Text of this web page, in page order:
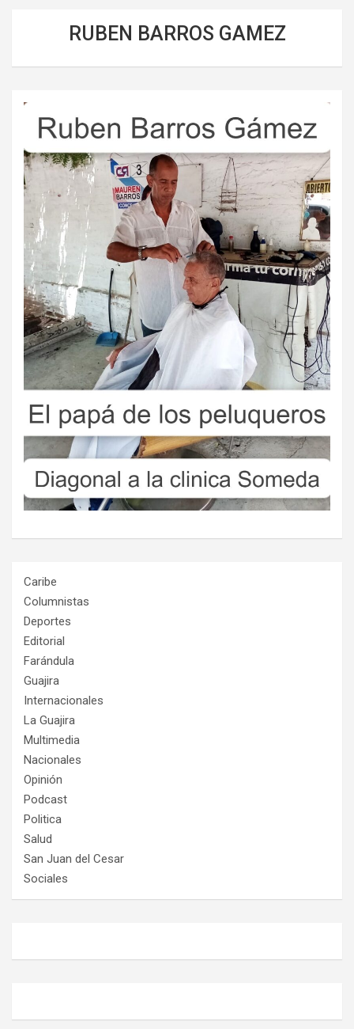
RUBEN BARROS GAMEZ
Caribe
Columnistas
Deportes
Editorial
Farándula
Guajira
Internacionales
La Guajira
Multimedia
Nacionales
Opinión
Podcast
Politica
Salud
San Juan del Cesar
Sociales